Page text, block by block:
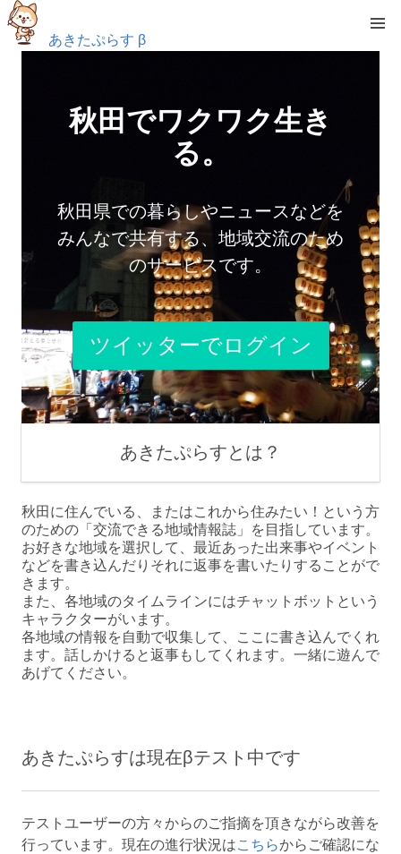
あきたぷらす β
秋田でワクワク生き
る。
秋田県での暮らしやニュースなどを
みんなで共有する、地域交流のため
のサービスです。
ツイッターでログイン
あきたぷらすとは？
秋田に住んでいる、またはこれから住みたい！という方
のための「交流できる地域情報誌」を目指しています。
お好きな地域を選択して、最近あった出来事やイベント
などを書き込んだりそれに返事を書いたりすることがで
きます。
また、各地域のタイムラインにはチャットボットという
キャラクターがいます。
各地域の情報を自動で収集して、ここに書き込んでくれ
ます。話しかけると返事もしてくれます。一緒に遊んで
あげてください。
あきたぷらすは現在βテスト中です
テストユーザーの方々からのご指摘を頂きながら改善を
行っています。現在の進行状況はこちらからご確認にな